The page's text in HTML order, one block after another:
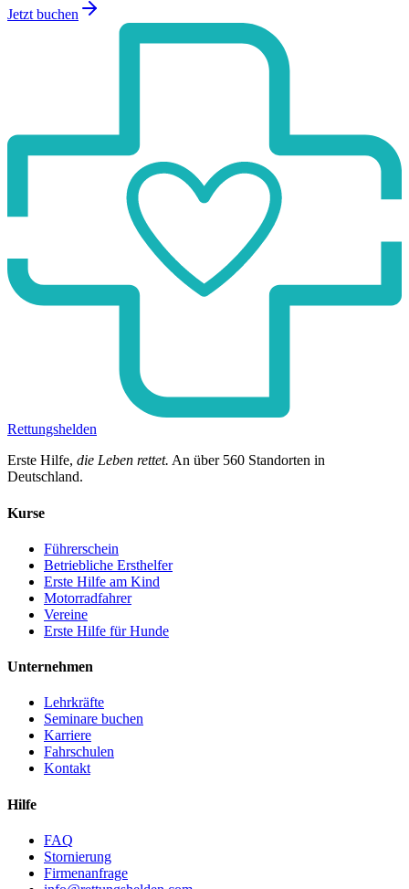
Jetzt buchen
Rettungshelden
Erste Hilfe, die Leben rettet. An über 560 Standorten in
Deutschland.
Kurse
Führerschein
Betriebliche Ersthelfer
Erste Hilfe am Kind
Motorradfahrer
Vereine
Erste Hilfe für Hunde
Unternehmen
Lehrkräfte
Seminare buchen
Karriere
Fahrschulen
Kontakt
Hilfe
FAQ
Stornierung
Firmenanfrage